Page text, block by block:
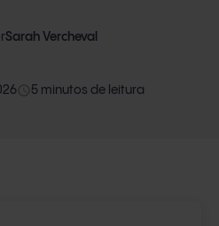
Sarah Vercheval
access_time 5 minutos de leitura